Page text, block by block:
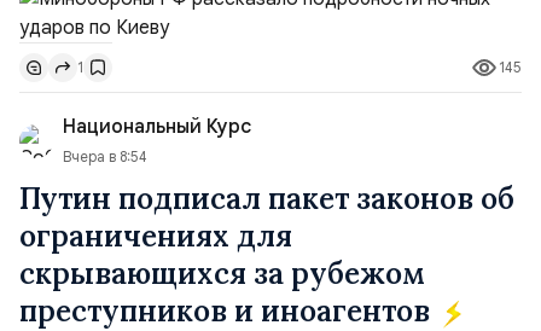
прилегающего полевого аэродром «Чайка»
дальнобойных БПЛА ВСУ; Складские помещения
«Транс-Логистик» в Оболонском районе г. Киев,
использовавшиеся для хранения военного
имущества ВСУ; Сортировочны...
1 145
Национальный Курс
Вчера в 8:54
Путин подписал пакет законов об
ограничениях для
скрывающихся за рубежом
преступников и иноагентов